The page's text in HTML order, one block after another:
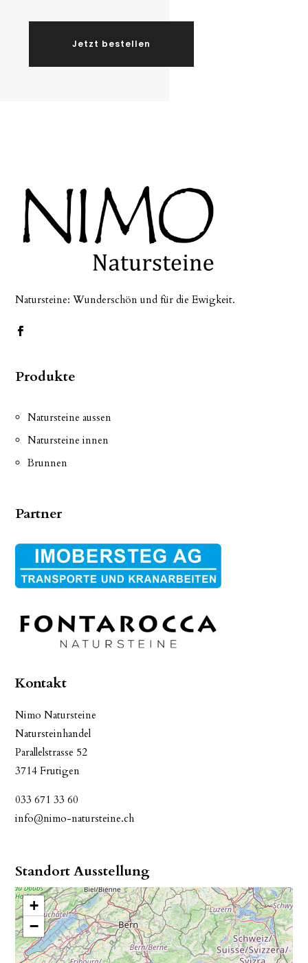
Jetzt bestellen
Natursteine: Wunderschön und für die Ewigkeit.
Produkte
Natursteine aussen
Natursteine innen
Brunnen
Partner
Kontakt
Nimo Natursteine
Natursteinhandel
Parallelstrasse 52
3714 Frutigen
033 671 33 60
info@nimo-natursteine.ch
Standort Ausstellung
+
−